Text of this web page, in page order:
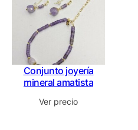
Conjunto joyería
mineral amatista
Ver precio